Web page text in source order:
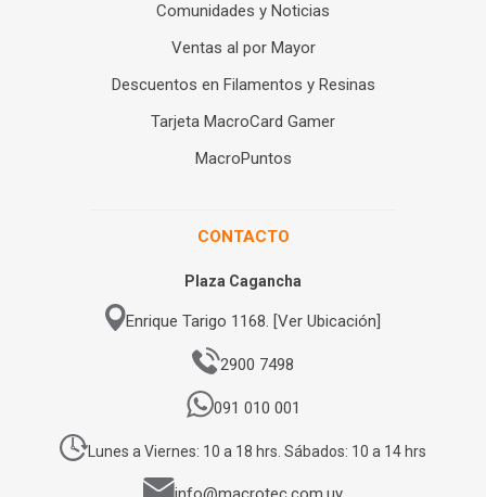
Comunidades y Noticias
Ventas al por Mayor
Descuentos en Filamentos y Resinas
Tarjeta MacroCard Gamer
MacroPuntos
CONTACTO
Plaza Cagancha
Enrique Tarigo 1168. [Ver Ubicación]
2900 7498
091 010 001
Lunes a Viernes: 10 a 18 hrs. Sábados: 10 a 14 hrs